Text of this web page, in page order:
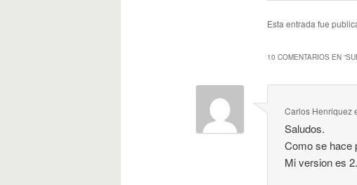
Esta entrada fue
10 COMENTARIOS EN “
Carlos Henriquez
Saludos.
Como se hace
Mi version es